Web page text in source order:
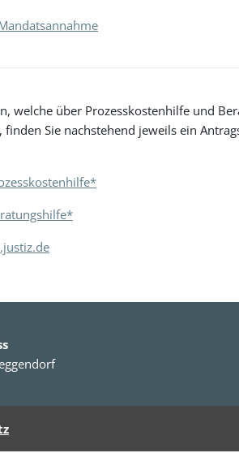
welche über Prozesskostenhilfe und
Sie nachstehend jeweils ein